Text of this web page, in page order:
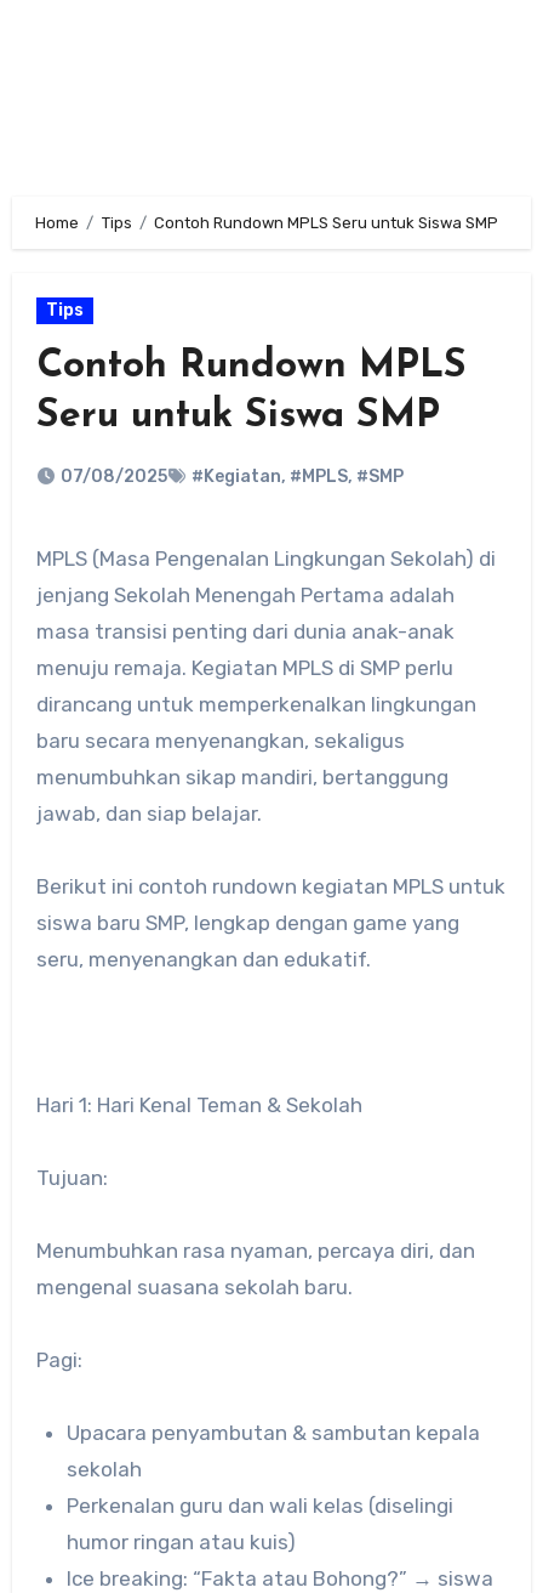
Home Tips Contoh Rundown MPLS Seru untuk Siswa SMP
Tips
Contoh Rundown MPLS
Seru untuk Siswa SMP
07/08/2025 #Kegiatan, #MPLS, #SMP
MPLS (Masa Pengenalan Lingkungan Sekolah) di
jenjang Sekolah Menengah Pertama adalah
masa transisi penting dari dunia anak-anak
menuju remaja. Kegiatan MPLS di SMP perlu
dirancang untuk memperkenalkan lingkungan
baru secara menyenangkan, sekaligus
menumbuhkan sikap mandiri, bertanggung
jawab, dan siap belajar.
Berikut ini contoh rundown kegiatan MPLS untuk
siswa baru SMP, lengkap dengan game yang
seru, menyenangkan dan edukatif.
Hari 1: Hari Kenal Teman & Sekolah
Tujuan:
Menumbuhkan rasa nyaman, percaya diri, dan
mengenal suasana sekolah baru.
Pagi:
Upacara penyambutan & sambutan kepala
sekolah
Perkenalan guru dan wali kelas (diselingi
humor ringan atau kuis)
Ice breaking: “Fakta atau Bohong?” → siswa